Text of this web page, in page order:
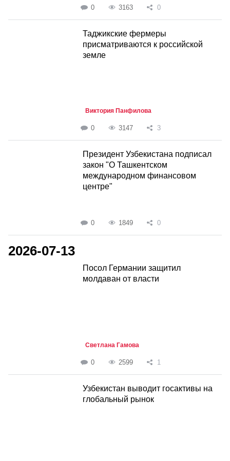
0 3163 0
Таджикские фермеры
присматриваются к российской
земле
Виктория Панфилова
0 3147 3
Президент Узбекистана подписал
закон "О Ташкентском
международном финансовом
центре"
0 1849 0
2026-07-13
Посол Германии защитил
молдаван от власти
Светлана Гамова
0 2599 1
Узбекистан выводит госактивы на
глобальный рынок